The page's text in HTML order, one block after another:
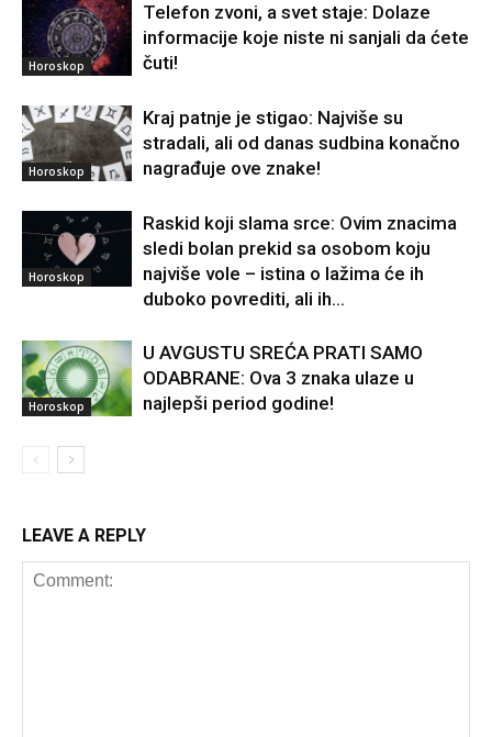
Horoskop
Telefon zvoni, a svet staje: Dolaze
informacije koje niste ni sanjali da ćete
čuti!
Horoskop
Kraj patnje je stigao: Najviše su
stradali, ali od danas sudbina konačno
nagrađuje ove znake!
Horoskop
Raskid koji slama srce: Ovim znacima
sledi bolan prekid sa osobom koju
najviše vole – istina o lažima će ih
duboko povrediti, ali ih...
Horoskop
U AVGUSTU SREĆA PRATI SAMO
ODABRANE: Ova 3 znaka ulaze u
najlepši period godine!
LEAVE A REPLY